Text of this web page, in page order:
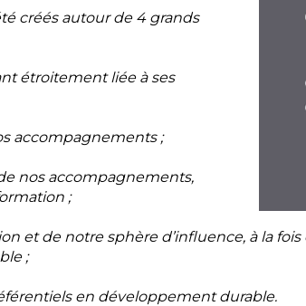
créés autour de 4 grands
étroitement liée à ses
accompagnements ;
nos accompagnements,
;
et de notre sphère d’influence, à la
;
en développement durable.